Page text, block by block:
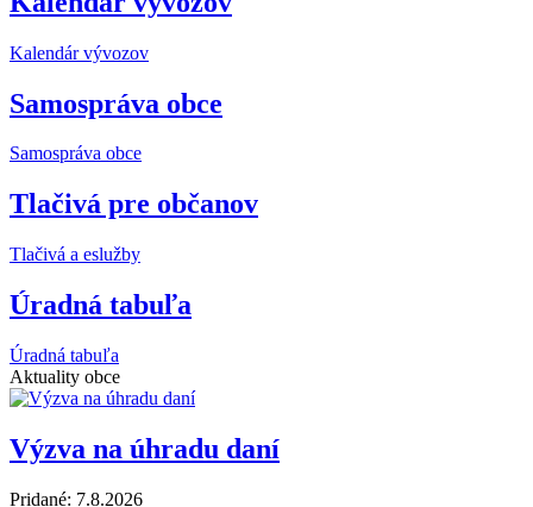
Kalendár vývozov
Samospráva obce
Samospráva obce
Tlačivá pre občanov
Tlačivá a eslužby
Úradná tabuľa
Úradná tabuľa
Aktuality obce
Výzva na úhradu daní
Pridané: 7.8.2026